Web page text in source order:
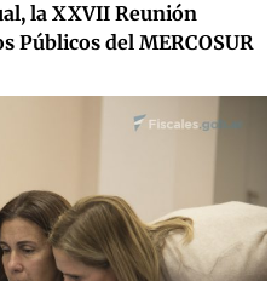
la XXVII Reunión
Públicos del MERCOSUR